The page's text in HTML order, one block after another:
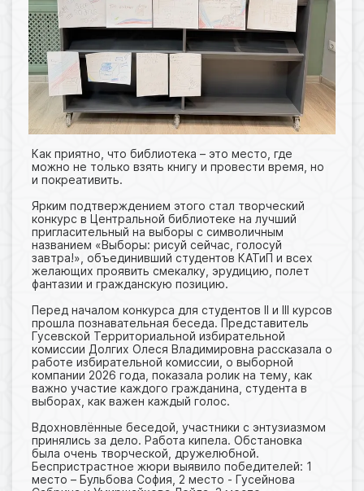
Как приятно, что библиотека – это место, где
можно не только взять книгу и провести время, но
и покреативить.
Ярким подтверждением этого стал творческий
конкурс в Центральной библиотеке на лучший
пригласительный на выборы с символичным
названием «Выборы: рисуй сейчас, голосуй
завтра!», объединивший студентов КАТиП и всех
желающих проявить смекалку, эрудицию, полет
фантазии и гражданскую позицию.
Перед началом конкурса для студентов II и III курсов
прошла познавательная беседа. Представитель
Гусевской Территориальной избирательной
комиссии Долгих Олеся Владимировна рассказала о
работе избирательной комиссии, о выборной
компании 2026 года, показала ролик на тему, как
важно участие каждого гражданина, студента в
выборах, как важен каждый голос.
Вдохновлённые беседой, участники с энтузиазмом
принялись за дело. Работа кипела. Обстановка
была очень творческой, дружелюбной.
Беспристрастное жюри выявило победителей: 1
место – Бульбова София, 2 место - Гусейнова